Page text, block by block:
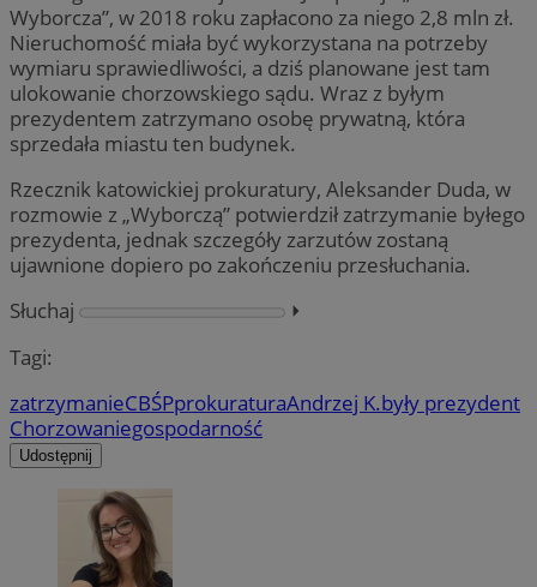
Wyborcza”, w 2018 roku zapłacono za niego 2,8 mln zł.
Nieruchomość miała być wykorzystana na potrzeby
wymiaru sprawiedliwości, a dziś planowane jest tam
ulokowanie chorzowskiego sądu. Wraz z byłym
prezydentem zatrzymano osobę prywatną, która
sprzedała miastu ten budynek.
Rzecznik katowickiej prokuratury, Aleksander Duda, w
rozmowie z „Wyborczą” potwierdził zatrzymanie byłego
prezydenta, jednak szczegóły zarzutów zostaną
ujawnione dopiero po zakończeniu przesłuchania.
Słuchaj
⏵︎
Tagi:
zatrzymanieCBŚPprokuraturaAndrzej K.były prezydent
Chorzowaniegospodarność
Udostępnij